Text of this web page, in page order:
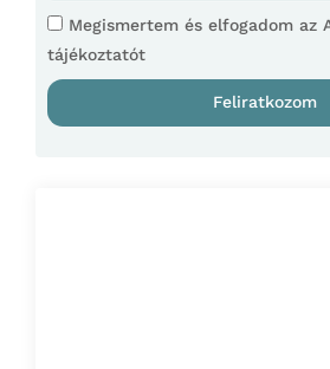
Megismertem és elfogadom az
tájékoztatót
Feliratkozom